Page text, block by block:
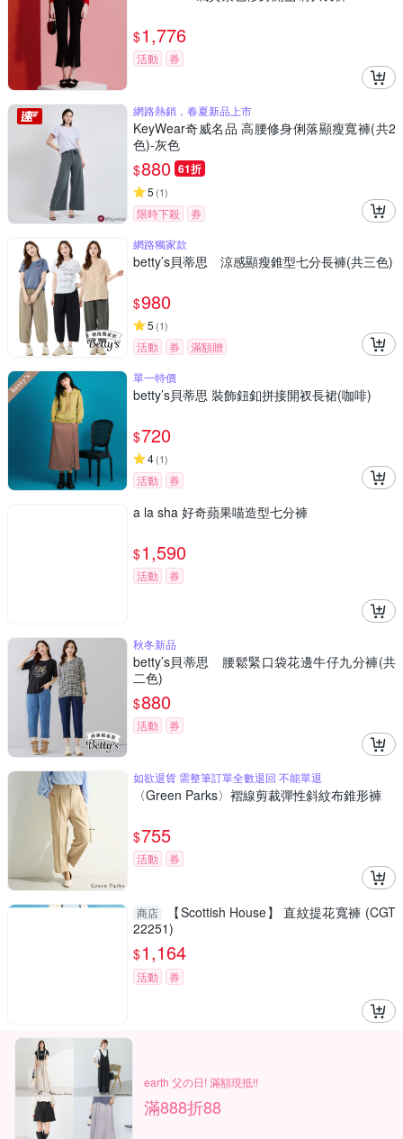
$1,776
活動 券
網路熱銷，春夏新品上市
KeyWear奇威名品 高腰修身俐落顯瘦寬褲(共2
色)-灰色
$880 61折
5 (1)
限時下殺
券
網路獨家款
betty’s貝蒂思 涼感顯瘦錐型七分長褲(共三色)
$980
5 (1)
活動 券
滿額贈
單一特價
betty’s貝蒂思 裝飾鈕釦拼接開衩長裙(咖啡)
$720
4(1)
活動 券
a la sha 好奇蘋果喵造型七分褲
$1,590
活動 券
秋冬新品
betty’s貝蒂思 腰鬆緊口袋花邊牛仔九分褲(共
二色)
$880
活動 券
如欲退貨 需整筆訂單全數退回 不能單退
〈Green Parks〉褶線剪裁彈性斜紋布錐形褲
$755
活動 券
商店
【Scottish House】 直紋提花寬褲 (CGT
22251)
$1,164
活動 券
earth 父の日! 滿額現抵!!
滿888折88